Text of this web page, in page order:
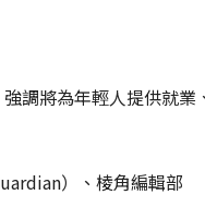
調將為年輕人提供就業
）、棱角編輯部